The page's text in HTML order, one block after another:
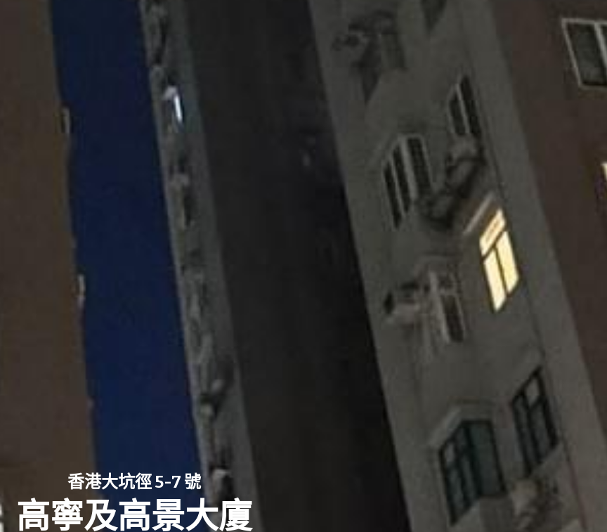
香港大坑徑 5-7 號
高寧及高景大廈